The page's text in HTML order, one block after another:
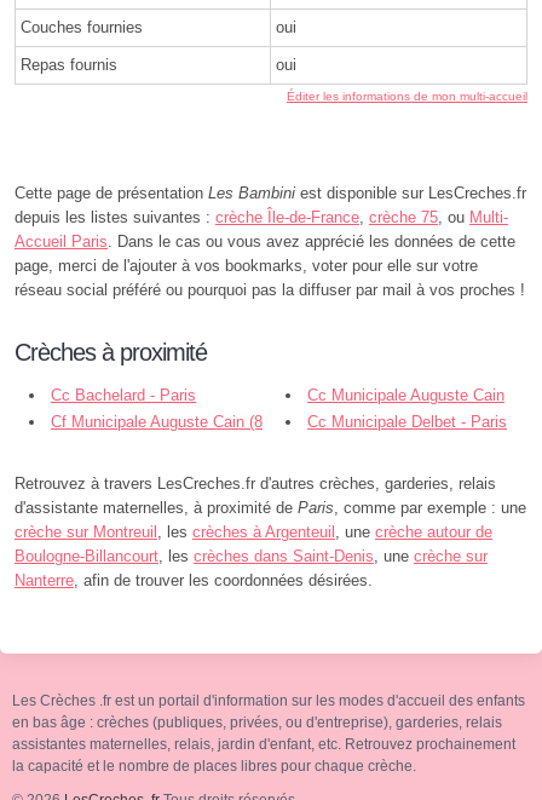
Couches fournies oui
Repas fournis oui
Éditer les informations de mon multi-accueil
Cette page de présentation Les Bambini est disponible sur LesCreches.fr
depuis les listes suivantes : crèche Île-de-France crèche 75 , ou Multi-
Accueil Paris . Dans le cas ou vous avez apprécié les données de cette
page, merci de l'ajouter à vos bookmarks, voter pour elle sur votre
réseau social préféré ou pourquoi pas la diffuser par mail à vos proches !
Crèches à proximité
Cc Bachelard - Paris
Cc Municipale Auguste Cain
(14 Rue Auguste Cain - Paris
Cf Municipale Auguste Cain (8
Cc Municipale Delbet - Paris
Retrouvez à travers LesCreches.fr d'autres crèches, garderies, relais
d'assistante maternelles, à proximité de Paris , comme par exemple : une
crèche sur Montreuil , les crèches à Argenteuil , une crèche autour de
Boulogne-Billancourt , les crèches dans Saint-Denis , une crèche sur
Nanterre , afin de trouver les coordonnées désirées.
Les Crèches .fr est un portail d'information sur les modes d'accueil des enfants
en bas âge : crèches (publiques, privées, ou d'entreprise), garderies, relais
assistantes maternelles, relais, jardin d'enfant, etc. Retrouvez prochainement
la capacité et le nombre de places libres pour chaque crèche.